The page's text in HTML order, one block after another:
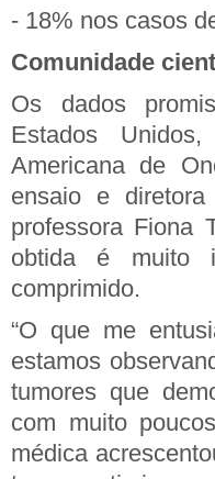
- 18% nos casos
Comunidade
Os dados
Estados
Americana de
ensaio e
professora Fiona
obtida é muito
comprimido.
“O que me
estamos
tumores que
com muito
médica